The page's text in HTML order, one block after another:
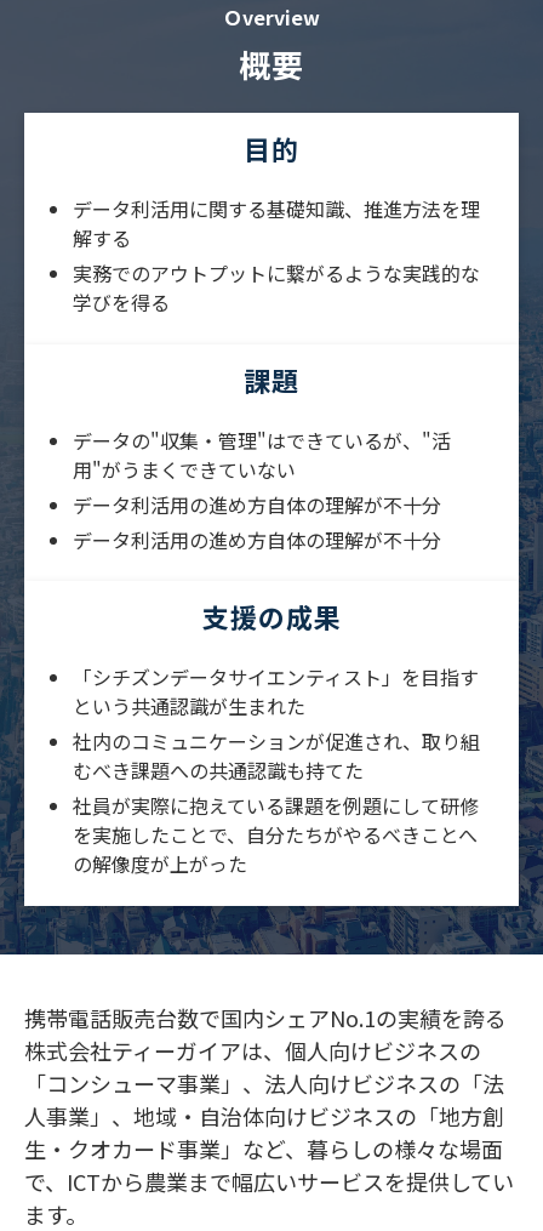
Ｏverview
概要
目的
データ利活用に関する基礎知識、推進方法を理
解する
実務でのアウトプットに繋がるような実践的な
学びを得る
課題
データの"収集・管理"はできているが、"活
用"がうまくできていない
データ利活用の進め方自体の理解が不十分
データ利活用の進め方自体の理解が不十分
支援の成果
「シチズンデータサイエンティスト」を目指す
という共通認識が生まれた
社内のコミュニケーションが促進され、取り組
むべき課題への共通認識も持てた
社員が実際に抱えている課題を例題にして研修
を実施したことで、自分たちがやるべきことへ
の解像度が上がった
携帯電話販売台数で国内シェアNo.1の実績を誇る
株式会社ティーガイアは、個人向けビジネスの
「コンシューマ事業」、法人向けビジネスの「法
人事業」、地域・自治体向けビジネスの「地方創
生・クオカード事業」など、暮らしの様々な場面
で、ICTから農業まで幅広いサービスを提供してい
ます。